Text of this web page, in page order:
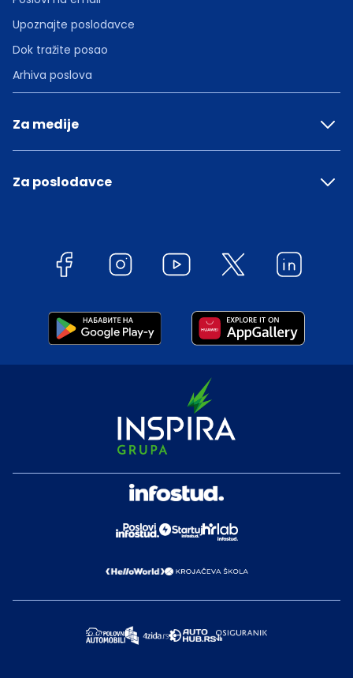
Upoznajte poslodavce
Dok tražite posao
Arhiva poslova
Za medije
Za poslodavce